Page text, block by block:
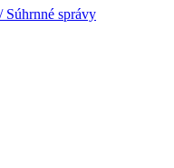
Súhrnné správy